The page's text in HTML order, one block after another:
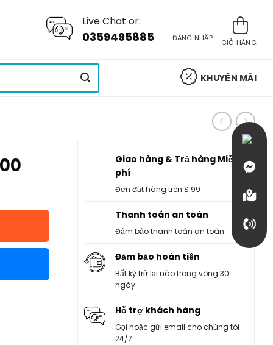
Live Chat or:
0359495885 ĐĂNG NHẬP
GIỎ HÀNG
KHUYẾN MÃI
Giao hàng & Trả hàng Miễn
phí
Đơn đặt hàng trên $ 99
Thanh toán an toàn
Đảm bảo thanh toán an toàn
Đảm bảo hoàn tiền
Bất kỳ trở lại nào trong vòng 30
ngày
Hỗ trợ khách hàng
Gọi hoặc gửi email cho chúng tôi
24/7